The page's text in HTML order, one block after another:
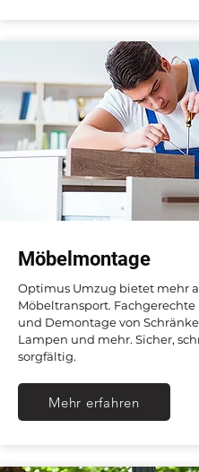
Möbelmontage
Optimus Umzug bietet mehr
Möbeltransport.
und Demontage von
Lampen und mehr. Sicher,
sorgfältig.
Mehr erfahren